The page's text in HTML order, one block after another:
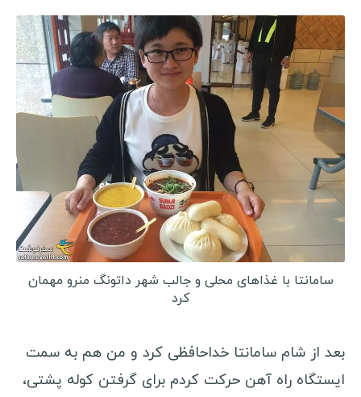
سامانتا با غذاهای محلی و جالب شهر داتونگ منرو مهمان
کرد
بعد از شام سامانتا خداحافظی کرد و من هم به سمت
ایستگاه راه آهن حرکت کردم برای گرفتن کوله پشتی،